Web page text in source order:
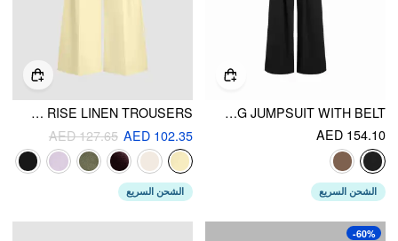
BOAT NECK BATWING SLEEVE HIGH RISE WIDE LEG JUMPSUIT WITH BELT
AED 154.10
الشحن السريع
HIGH RISE LINEN TROUSERS
AED 102.35
AED 127.65
الشحن السريع
-60%